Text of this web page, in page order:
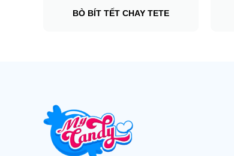
BÒ BÍT TẾT CHAY TETE